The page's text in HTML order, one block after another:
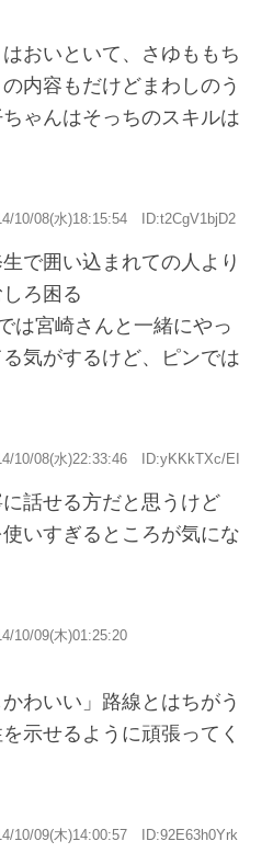
おいといて、さゆももち
内容もだけどまわしのう
ゃんはそっちのスキルは
10/08(水)18:15:54 ID:t2CgV1bjD2
で囲い込まれての人より
ろ困る
は宮崎さんと一緒にやっ
気がするけど、ピンでは
10/08(水)22:33:46 ID:yKKkTXc/EI
話せる方だと思うけど
いすぎるところが気にな
10/09(木)01:25:20
わいい」路線とはちがう
示せるように頑張ってく
10/09(木)14:00:57 ID:92E63h0Yrk